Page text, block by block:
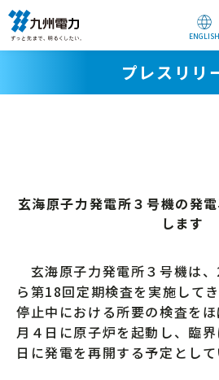
ENGLISH
プレスリリ
玄海原子力発電所３号機の発
します
玄海原子力発電所３号機は
ら第18回定期検査を実施して
停止中における所要の検査を
月４日に原子炉を起動し、臨
日に発電を再開する予定として